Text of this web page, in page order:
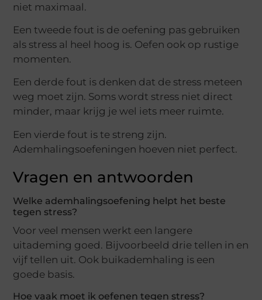
niet maximaal.
Een tweede fout is de oefening pas gebruiken
als stress al heel hoog is. Oefen ook op rustige
momenten.
Een derde fout is denken dat de stress meteen
weg moet zijn. Soms wordt stress niet direct
minder, maar krijg je wel iets meer ruimte.
Een vierde fout is te streng zijn.
Ademhalingsoefeningen hoeven niet perfect.
Vragen en antwoorden
Welke ademhalingsoefening helpt het beste
tegen stress?
Voor veel mensen werkt een langere
uitademing goed. Bijvoorbeeld drie tellen in en
vijf tellen uit. Ook buikademhaling is een
goede basis.
Hoe vaak moet ik oefenen tegen stress?